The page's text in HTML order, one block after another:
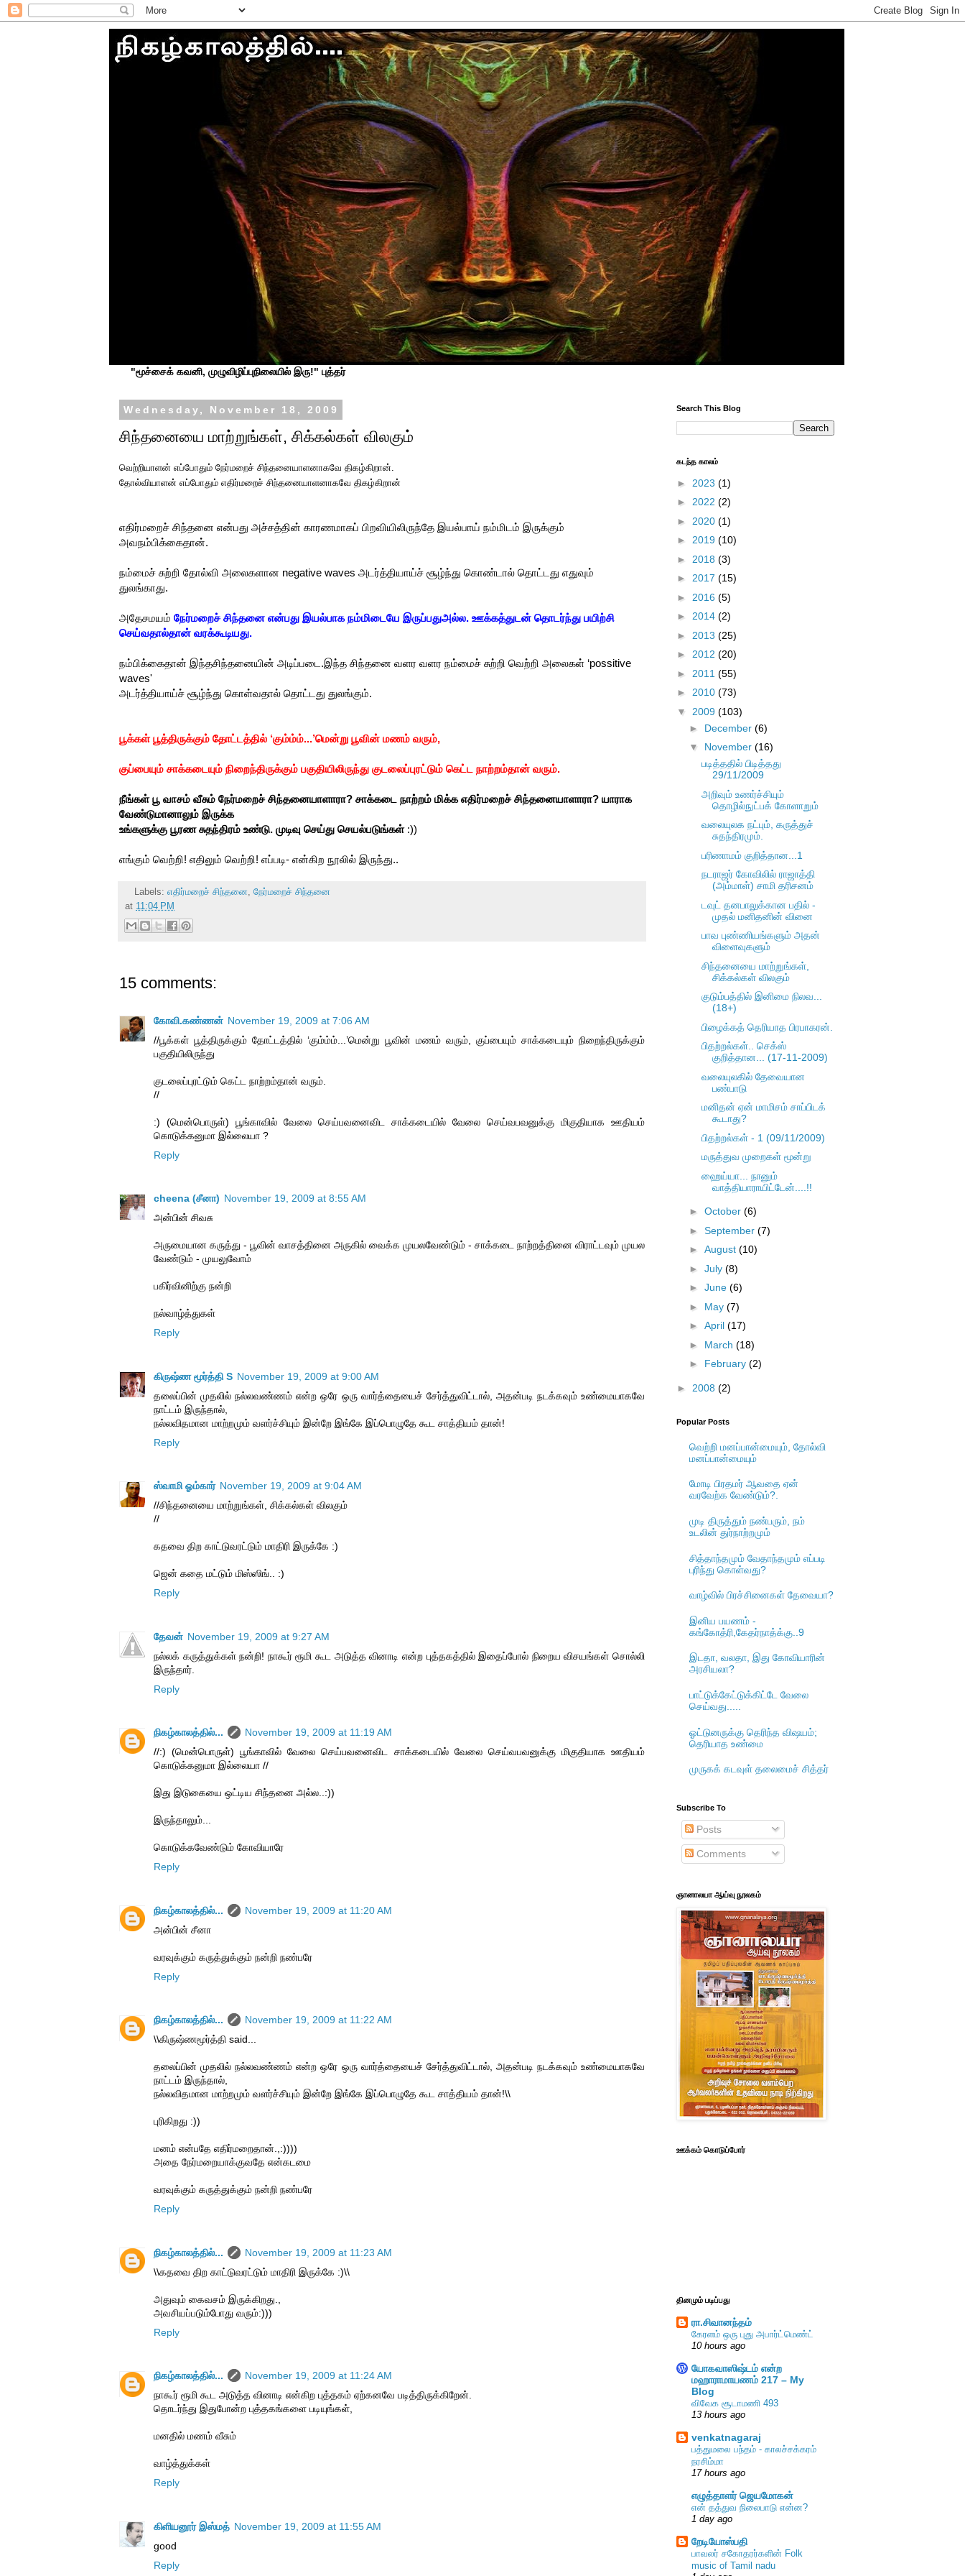
"மூச்சைக் கவனி, முழுவிழிப்புநிலையில் இரு!" புத்தர்
Wednesday, November 18, 2009
சிந்தனையை மாற்றுங்கள், சிக்கல்கள் விலகும்
வெற்றியாளன் எப்போதும் நேர்மறைச் சிந்தனையாளனாகவே திகழ்கிறான்.
தோல்வியாளன் எப்போதும் எதிர்மறைச் சிந்தனையாளனாகவே திகழ்கிறான்
எதிர்மறைச் சிந்தனை என்பது அச்சத்தின் காரணமாகப் பிறவியிலிருந்தே இயல்பாய் நம்மிடம் இருக்கும்
அவநம்பிக்கைதான்.
நம்மைச் சுற்றி தோல்வி அலைகளான negative waves அடர்த்தியாய்ச் சூழ்ந்து கொண்டால் தொட்டது எதுவும்
துலங்காது.
அதேசமயம் நேர்மறைச் சிந்தனை என்பது இயல்பாக நம்மிடையே இருப்பதுஅல்ல. ஊக்கத்துடன் தொடர்ந்து பயிற்சி
செய்வதால்தான் வரக்கூடியது.
நம்பிக்கைதான் இந்தசிந்தனையின் அடிப்படை.இந்த சிந்தனை வளர வளர நம்மைச் சுற்றி வெற்றி அலைகள் ‘possitive
waves'
அடர்த்தியாய்ச் சூழ்ந்து கொள்வதால் தொட்டது துலங்கும்.
பூக்கள் பூத்திருக்கும் தோட்டத்தில் ‘கும்ம்ம்...’மென்று பூவின் மணம் வரும்,
குப்பையும் சாக்கடையும் நிறைந்திருக்கும் பகுதியிலிருந்து குடலைப்புரட்டும் கெட்ட நாற்றம்தான் வரும்.
நீங்கள் பூ வாசம் வீசும் நேர்மறைச் சிந்தனையாளாரா? சாக்கடை நாற்றம் மிக்க எதிர்மறைச் சிந்தனையாளாரா? யாராக
வேண்டுமானாலும் இருக்க
உங்களுக்கு பூரண சுதந்திரம் உண்டு. முடிவு செய்து செயல்படுங்கள்:))
எங்கும் வெற்றி! எதிலும் வெற்றி! எப்படி- என்கிற நூலில் இருந்து..
Labels: எதிர்மறைச் சிந்தனை, நேர்மறைச் சிந்தனை
at 11:04 PM
15 comments:
கோவி.கண்ணன் November 19, 2009 at 7:06 AM
//பூக்கள் பூத்திருக்கும் தோட்டத்தில் ‘கும்ம்ம்...’மென்று பூவின் மணம் வரும், குப்பையும் சாக்கடையும் நிறைந்திருக்கும்
பகுதியிலிருந்து
குடலைப்புரட்டும் கெட்ட நாற்றம்தான் வரும்.
//
:) (மென்பொருள்) பூங்காவில் வேலை செய்பவனைவிட சாக்கடையில் வேலை செய்வபவனுக்கு மிகுதியாக ஊதியம்
கொடுக்கனுமா இல்லையா ?
Reply
cheena (சீனா) November 19, 2009 at 8:55 AM
அன்பின் சிவசு
அருமையான கருத்து - பூவின் வாசத்தினை அருகில் வைக்க முயலவேண்டும் - சாக்கடை நாற்றத்தினை விராட்டவும் முயல
வேண்டும் - முயலுவோம்
பகிர்வினிற்கு நன்றி
நல்வாழ்த்துகள்
Reply
கிருஷ்ண மூர்த்தி S November 19, 2009 at 9:00 AM
தலைப்பின் முதலில் நல்லவண்ணம் என்ற ஒரே ஒரு வார்த்தையைச் சேர்த்துவிட்டால், அதன்படி நடக்கவும் உண்மையாகவே
நாட்டம் இருந்தால்,
நல்லவிதமான மாற்றமும் வளர்ச்சியும் இன்றே இங்கே இப்பொழுதே கூட சாத்தியம் தான்!
Reply
ஸ்வாமி ஓம்கார் November 19, 2009 at 9:04 AM
//சிந்தனையை மாற்றுங்கள், சிக்கல்கள் விலகும்
//
கதவை திற காட்டுவரட்டும் மாதிரி இருக்கே :)
ஜென் கதை மட்டும் மிஸ்ஸிங்.. :)
Reply
தேவன் November 19, 2009 at 9:27 AM
நல்லக் கருத்துக்கள் நன்றி! நாகூர் ரூமி கூட அடுத்த வினாடி என்ற புத்தகத்தில் இதைப்போல் நிறைய விசயங்கள் சொல்லி
இருந்தார்.
Reply
நிகழ்காலத்தில்...
November 19, 2009 at 11:19 AM
//:) (மென்பொருள்) பூங்காவில் வேலை செய்பவனைவிட சாக்கடையில் வேலை செய்வபவனுக்கு மிகுதியாக ஊதியம்
கொடுக்கனுமா இல்லையா //
இது இடுகையை ஒட்டிய சிந்தனை அல்ல..:))
இருந்தாலும்...
கொடுக்கவேண்டும் கோவியாரே
Reply
நிகழ்காலத்தில்...
November 19, 2009 at 11:20 AM
அன்பின் சீனா
வரவுக்கும் கருத்துக்கும் நன்றி நண்பரே
Reply
நிகழ்காலத்தில்...
November 19, 2009 at 11:22 AM
\\கிருஷ்ணமூர்த்தி said...
தலைப்பின் முதலில் நல்லவண்ணம் என்ற ஒரே ஒரு வார்த்தையைச் சேர்த்துவிட்டால், அதன்படி நடக்கவும் உண்மையாகவே
நாட்டம் இருந்தால்,
நல்லவிதமான மாற்றமும் வளர்ச்சியும் இன்றே இங்கே இப்பொழுதே கூட சாத்தியம் தான்!\\
புரிகிறது :))
மனம் என்பதே எதிர்மறைதான்.,:))))
அதை நேர்மறையாக்குவதே என்கடமை
வரவுக்கும் கருத்துக்கும் நன்றி நண்பரே
Reply
நிகழ்காலத்தில்...
November 19, 2009 at 11:23 AM
\\கதவை திற காட்டுவரட்டும் மாதிரி இருக்கே :)\\
அதுவும் கைவசம் இருக்கிறது.,
அவசியப்படும்போது வரும்:)))
Reply
நிகழ்காலத்தில்...
November 19, 2009 at 11:24 AM
நாகூர் ரூமி கூட அடுத்த வினாடி என்கிற புத்தகம் ஏற்கனவே படித்திருக்கிறேன்.
தொடர்ந்து இதுபோன்ற புத்தகங்களை படியுங்கள்,
மனதில் மணம் வீசும்
வாழ்த்துக்கள்
Reply
கிளியனூர் இஸ்மத் November 19, 2009 at 11:55 AM
good
Reply
Search This Blog
கடந்த காலம்
► 2023 (1)
► 2022 (2)
► 2020 (1)
► 2019 (10)
► 2018 (3)
► 2017 (15)
► 2016 (5)
► 2014 (2)
► 2013 (25)
► 2012 (20)
► 2011 (55)
► 2010 (73)
▼ 2009 (103)
► December (6)
▼ November (16)
படித்ததில் பிடித்தது
29/11/2009
அறிவும் உணர்ச்சியும்
தொழில்நுட்பக் கோளாறும்
வலையுலக நட்பும், கருத்துச்
சுதந்திரமும்.
பரிணாமம் குறித்தான...1
நடராஜர் கோவிலில் ராஜாத்தி
(அம்மாள்) சாமி தரிசனம்
டவுட் தனபாலுக்கான பதில் -
முதல் மனிதனின் வினை
பாவ புண்ணியங்களும் அதன்
விளைவுகளும்
சிந்தனையை மாற்றுங்கள்,
சிக்கல்கள் விலகும்
குடும்பத்தில் இனிமை நிலவ...
(18+)
பிழைக்கத் தெரியாத பிரபாகரன்.
பிதற்றல்கள்.. செக்ஸ்
குறித்தான... (17-11-2009)
வலையுலகில் தேவையான
பண்பாடு
மனிதன் ஏன் மாமிசம் சாப்பிடக்
கூடாது?
பிதற்றல்கள் - 1 (09/11/2009)
மருத்துவ முறைகள் மூன்று
ஹைய்யா... நானும்
வாத்தியாராயிட்டேன்....!!
► October (6)
► September (7)
► August (10)
► July (8)
► June (6)
► May (7)
► April (17)
► March (18)
► February (2)
► 2008 (2)
Popular Posts
வெற்றி மனப்பான்மையும், தோல்வி
மனப்பான்மையும்
மோடி பிரதமர் ஆவதை ஏன்
வரவேற்க வேண்டும்?.
முடி திருத்தும் நண்பரும், நம்
உடலின் துர்நாற்றமும்
சித்தாந்தமும் வேதாந்தமும் எப்படி
புரிந்து கொள்வது?
வாழ்வில் பிரச்சினைகள் தேவையா?
இனிய பயணம் -
கங்கோத்ரி,கேதர்நாத்க்கு..9
இடதா, வலதா, இது கோவியாரின்
அரசியலா?
பாட்டுக்கேட்டுக்கிட்டே வேலை
செய்வது.....
ஓட்டுனருக்கு தெரிந்த விஷயம்;
தெரியாத உண்மை
முருகக் கடவுள் தலைமைச் சித்தர்
Subscribe To
Posts
Comments
ஞானாலயா ஆய்வு நூலகம்
ஊக்கம் கொடுப்போர்
தினமும் படிப்பது
ரா.சிவானந்தம்
கேரளம் ஒரு புது அபார்ட்மெண்ட்
10 hours ago
யோகவாஸிஷ்டம் என்ற
மஹாராமாயணம் 217 – My
Blog
விவேக சூடாமணி 493
13 hours ago
venkatnagaraj
பத்துமலை பந்தம் - காலச்சக்கரம்
நரசிம்மா
17 hours ago
எழுத்தாளர் ஜெயமோகன்
என் தத்துவ நிலைபாடு என்ன?
1 day ago
றேடியோஸ்பதி
பாவலர் சகோதரர்களின் Folk
music of Tamil nadu